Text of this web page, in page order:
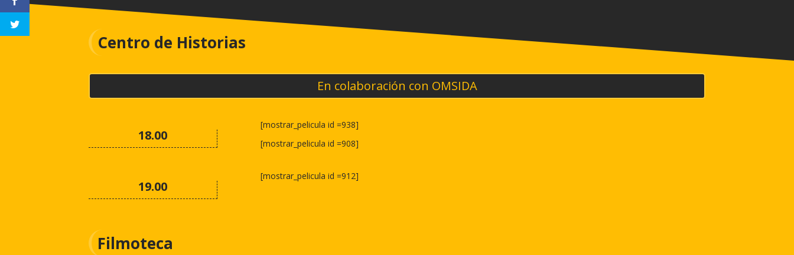
Centro de Historias
En colaboración con OMSIDA
18.00
[mostrar_pelicula id =938]
[mostrar_pelicula id =908]
19.00
[mostrar_pelicula id =912]
Filmoteca